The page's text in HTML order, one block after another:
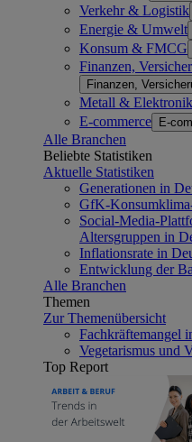
Verkehr & Logistik
Energie & Umwelt
Konsum & FMCG
Finanzen,
Finanzen,
Metall & Elektronik
E-commerce E-
Alle Branchen
Beliebte Statistiken
Aktuelle Statistiken
Generationen in
GfK-
Social-Media-
Altersgruppen in
Inflationsrate in
Entwicklung der
Alle Branchen
Themen
Zur Themenübersicht
Fachkräftemangel
Vegetarismus und
Top Report